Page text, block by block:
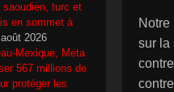
Notre
sur la
saoudien, turc et
en sommet à
2026
Mexique, Meta
567 millions de
protéger les